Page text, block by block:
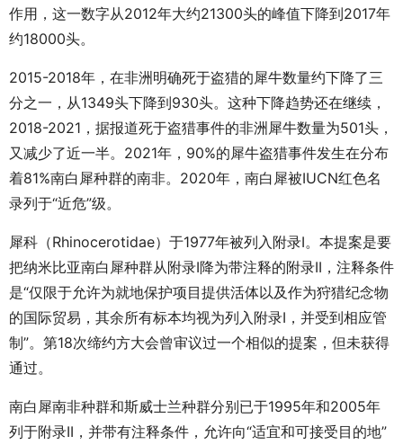
作用，这一数字从2012年大约21300头的峰值下降到2017年
约18000头。
2015-2018年，在非洲明确死于盗猎的犀牛数量约下降了三
分之一，从1349头下降到930头。这种下降趋势还在继续，
2018-2021，据报道死于盗猎事件的非洲犀牛数量为501头，
又减少了近一半。2021年，90%的犀牛盗猎事件发生在分布
着81%南白犀种群的南非。2020年，南白犀被IUCN红色名
录列于“近危”级。
犀科（Rhinocerotidae）于1977年被列入附录I。本提案是要
把纳米比亚南白犀种群从附录I降为带注释的附录II，注释条件
是“仅限于允许为就地保护项目提供活体以及作为狩猎纪念物
的国际贸易，其余所有标本均视为列入附录I，并受到相应管
制”。第18次缔约方大会曾审议过一个相似的提案，但未获得
通过。
南白犀南非种群和斯威士兰种群分别已于1995年和2005年
列于附录II，并带有注释条件，允许向“适宜和可接受目的地”